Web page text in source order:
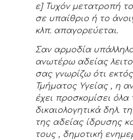
ε] Τυχόν μετατροπή
σε υπαίθριο ή το
κλπ. απαγορεύεται.
Σαν αρμοδία
ανωτέρω αδείας
σας γνωρίζω ότι
Τμήματος Υγείας , η
έχει προσκομίσει
δικαιολογητικά δηλ.
της αδείας ίδρυσης
τους , δημοτική